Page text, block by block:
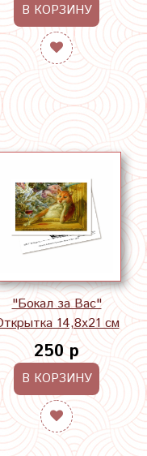
В КОРЗИНУ
"Бокал за Вас"
14,8х21 см
250 р
В КОРЗИНУ